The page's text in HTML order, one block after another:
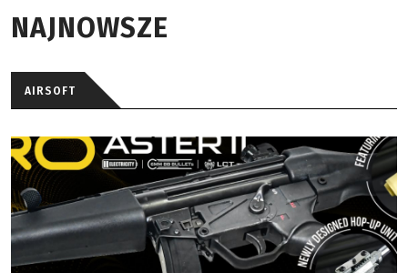
NAJNOWSZE
AIRSOFT